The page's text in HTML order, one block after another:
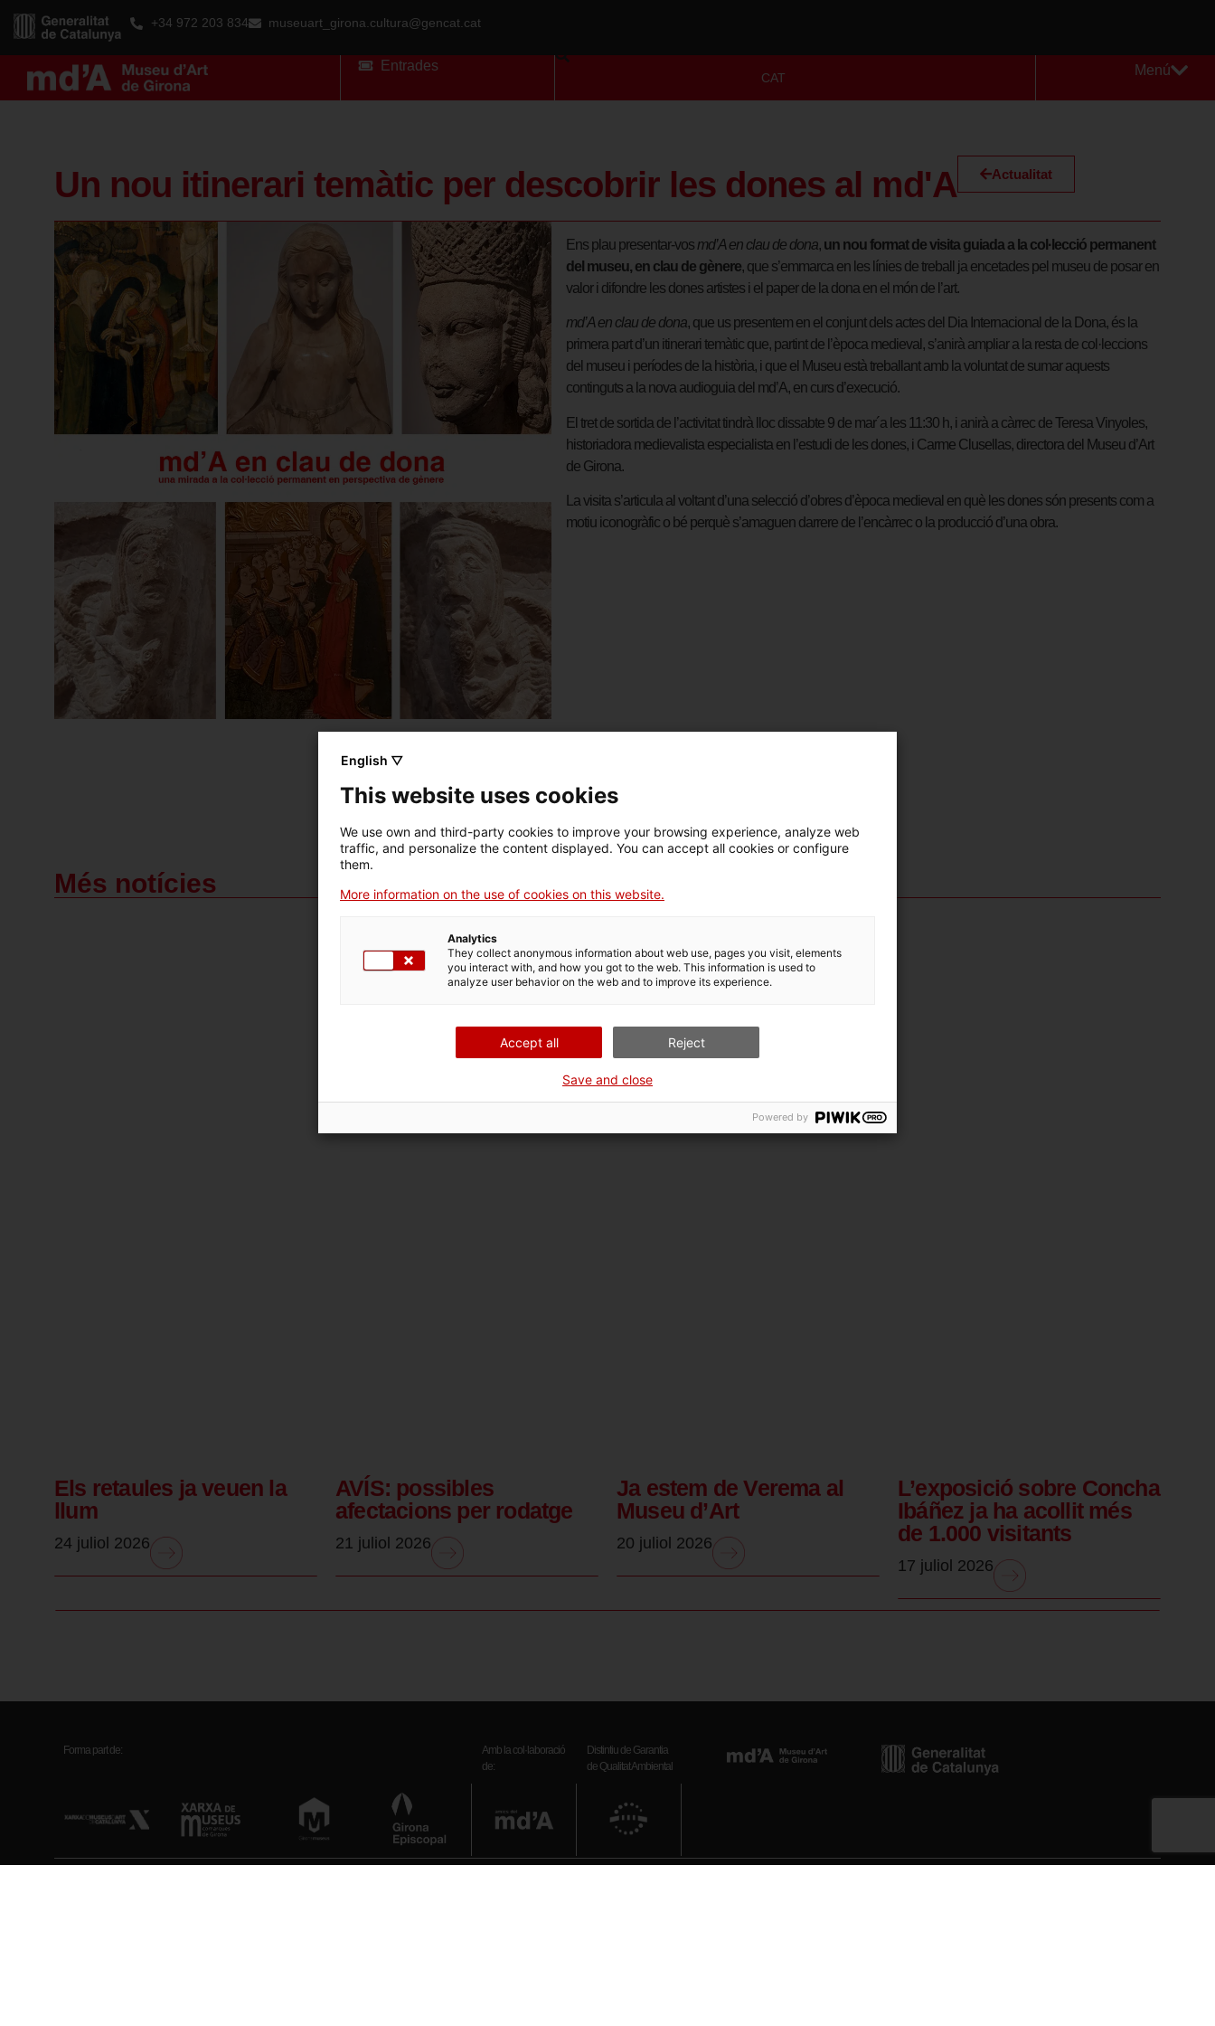
+34 972 203 834 museuart_girona.cultura@gencat.cat
Entrades
CAT
Menú
Un nou itinerari temàtic per descobrir les dones al md'A Actualitat
Ens plau presentar-vos md’A en clau de dona, un nou format de visita guiada a la col·lecció permanent
del museu, en clau de gènere, que s’emmarca en les línies de treball ja encetades pel museu de posar en
valor i difondre les dones artistes i el paper de la dona en el món de l’art.
md’A en clau de dona, que us presentem en el conjunt dels actes del Dia Internacional de la Dona, és la
primera part d’un itinerari temàtic que, partint de l’època medieval, s’anirà ampliar a la resta de col·leccions
del museu i períodes de la història, i que el Museu està treballant amb la voluntat de sumar aquests
continguts a la nova audioguia del md’A, en curs d’execució.
El tret de sortida de l’activitat tindrà lloc dissabte 9 de mar´a les 11:30 h, i anirà a càrrec de Teresa Vinyoles,
historiadora medievalista especialista en l’estudi de les dones, i Carme Clusellas, directora del Museu d’Art
de Girona.
La visita s’articula al voltant d’una selecció d’obres d’època medieval en què les dones són presents com a
motiu iconogràfic o bé perquè s’amaguen darrere de l’encàrrec o la producció d’una obra.
Més notícies
Els retaules ja veuen la
llum
24 juliol 2026
AVÍS: possibles
afectacions per rodatge
21 juliol 2026
Ja estem de Verema al
Museu d’Art
20 juliol 2026
L’exposició sobre Concha
Ibáñez ja ha acollit més
de 1.000 visitants
17 juliol 2026
Forma part de:
Amb la col·laboració
de:
Distintiu de Garantia
de Qualitat Ambiental
English ▽
This website uses cookies
We use own and third-party cookies to improve your browsing experience, analyze web
traffic, and personalize the content displayed. You can accept all cookies or configure
them.
More information on the use of cookies on this website.
Analytics
They collect anonymous information about web use, pages you visit, elements
you interact with, and how you got to the web. This information is used to
analyze user behavior on the web and to improve its experience.
Accept all Reject
Save and close
Powered by